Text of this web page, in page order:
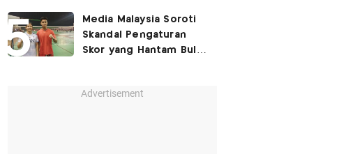
Media Malaysia Soroti
Skandal Pengaturan
Skor yang Hantam Bulu
Advertisement